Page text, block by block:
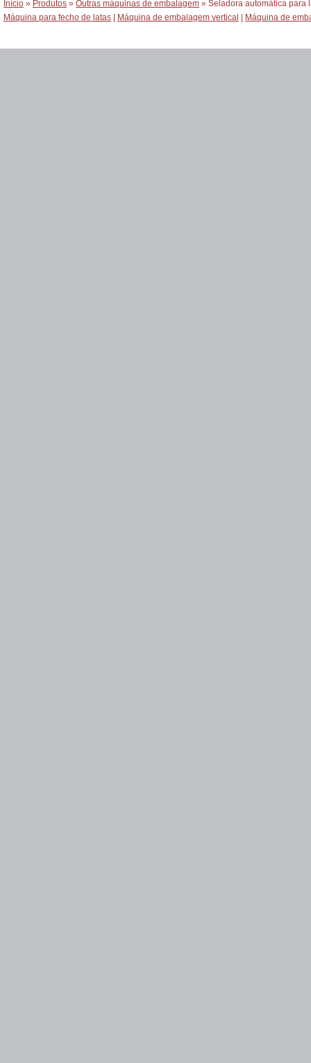
Início » Produtos » Outras máquinas de embalagem » Seladora automática para
Máquina para fecho de latas
Máquina de embalagem vertical Máquina de